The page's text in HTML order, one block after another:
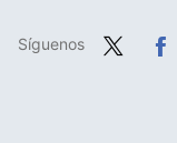
Síguenos